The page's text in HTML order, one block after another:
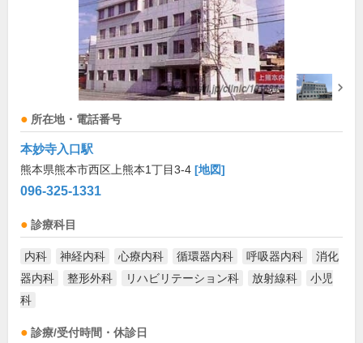
所在地・電話番号
本妙寺入口駅
熊本県熊本市西区上熊本1丁目3-4 [地図]
096-325-1331
診療科目
内科 神経内科 心療内科 循環器内科 呼吸器内科
消化
器内科
整形外科 リハビリテーション科 放射線科
小児
科
診療/受付時間・休診日